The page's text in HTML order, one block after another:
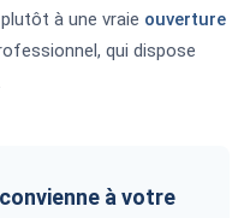
à une vraie ouverture
qui dispose
à votre